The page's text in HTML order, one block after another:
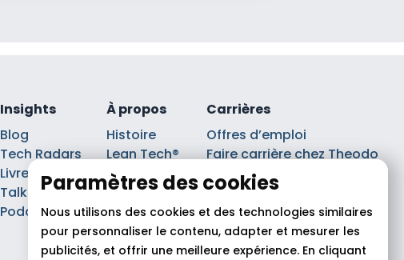
Insights
Blog
Tech Radars
Livre blancs
Talks
Podcasts
À propos
Histoire
Lean Tech®
Leaders
Partenaires
Carrières
Offres d’emploi
Faire carrière chez Theodo
Index Ega Pro
Paramètres des cookies
Nous utilisons des cookies et des technologies similaires
pour personnaliser le contenu, adapter et mesurer les
publicités, et offrir une meilleure expérience. En cliquant